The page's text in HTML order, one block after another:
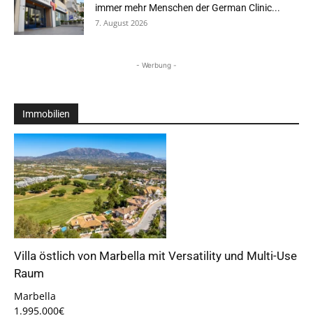
immer mehr Menschen der German Clinic...
7. August 2026
- Werbung -
Immobilien
Villa östlich von Marbella mit Versatility und Multi-Use
Raum
Marbella
1.995.000€